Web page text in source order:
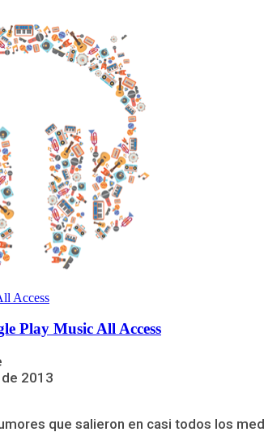
Access
Play Music All Access
2013
que salieron en casi todos los